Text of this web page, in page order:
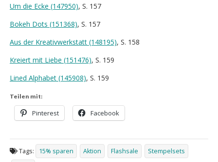
Um die Ecke (147950), S. 157
Bokeh Dots (151368), S. 157
Aus der Kreativwerkstatt (148195), S. 158
Kreiert mit Liebe (151476), S. 159
Lined Alphabet (145908), S. 159
Teilen mit:
Pinterest Facebook
Tags: 15% sparen Aktion Flashsale
Stempelsets